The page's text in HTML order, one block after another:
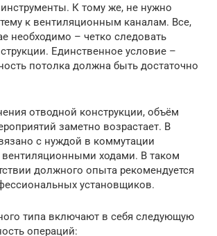
К тому же, не нужно
к вентиляционным каналам. Все,
необходимо – четко следовать
Единственное условие –
потолка должна быть достаточно
отводной конструкции, объём
заметно возрастает. В
с нуждой в коммутации
вентиляционными ходами. В таком
должного опыта рекомендуется
установщиков.
типа включают в себя следующую
операций: